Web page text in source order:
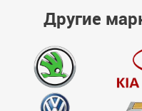
Другие